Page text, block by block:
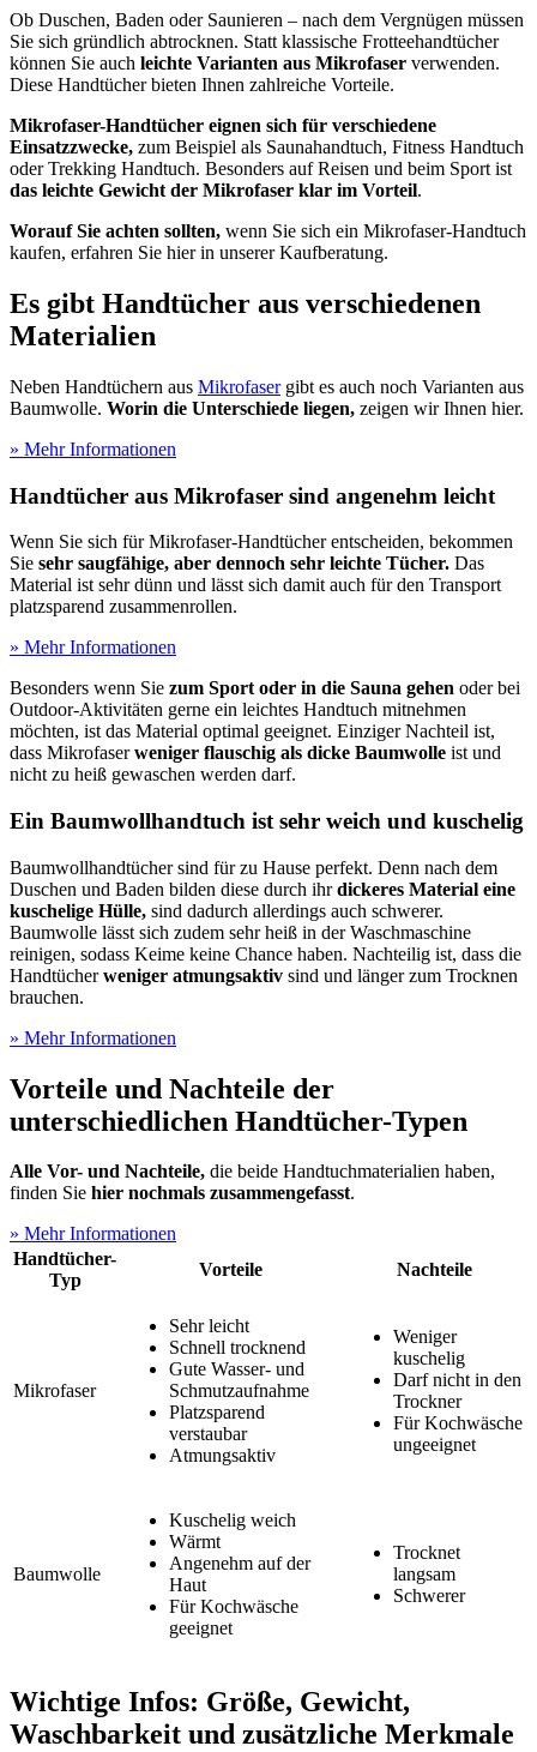
Ob Duschen, Baden oder Saunieren – nach dem Vergnügen müssen
Sie sich gründlich abtrocknen. Statt klassische Frotteehandtücher
können Sie auch leichte Varianten aus Mikrofaser verwenden.
Diese Handtücher bieten Ihnen zahlreiche Vorteile.
Mikrofaser-Handtücher eignen sich für verschiedene
Einsatzzwecke, zum Beispiel als Saunahandtuch, Fitness Handtuch
oder Trekking Handtuch. Besonders auf Reisen und beim Sport ist
das leichte Gewicht der Mikrofaser klar im Vorteil.
Worauf Sie achten sollten, wenn Sie sich ein Mikrofaser-Handtuch
kaufen, erfahren Sie hier in unserer Kaufberatung.
Es gibt Handtücher aus verschiedenen
Materialien
Neben Handtüchern aus Mikrofasergibt es auch noch Varianten aus
Baumwolle. Worin die Unterschiede liegen, zeigen wir Ihnen hier.
» Mehr Informationen
Handtücher aus Mikrofaser sind angenehm leicht
Wenn Sie sich für Mikrofaser-Handtücher entscheiden, bekommen
Sie sehr saugfähige, aber dennoch sehr leichte Tücher. Das
Material ist sehr dünn und lässt sich damit auch für den Transport
platzsparend zusammenrollen.
» Mehr Informationen
Besonders wenn Sie zum Sport oder in die Sauna gehen oder bei
Outdoor-Aktivitäten gerne ein leichtes Handtuch mitnehmen
möchten, ist das Material optimal geeignet. Einziger Nachteil ist,
dass Mikrofaserweniger flauschig als dicke Baumwolle ist und
nicht zu heiß gewaschen werden darf.
Ein Baumwollhandtuch ist sehr weich und kuschelig
Baumwollhandtücher sind für zu Hause perfekt. Denn nach dem
Duschen und Baden bilden diese durch ihrdickeres Material eine
kuschelige Hülle, sind dadurch allerdings auch schwerer.
Baumwolle lässt sich zudem sehr heiß in der Waschmaschine
reinigen, sodass Keime keine Chance haben. Nachteilig ist, dass die
Handtücherweniger atmungsaktiv sind und länger zum Trocknen
brauchen.
» Mehr Informationen
Vorteile und Nachteile der
unterschiedlichen Handtücher-Typen
Alle Vor- und Nachteile, die beide Handtuchmaterialien haben,
finden Sie hier nochmals zusammengefasst.
» Mehr Informationen
Handtücher-
Typ
Vorteile Nachteile
Mikrofaser
Sehr leicht
Schnell trocknend
Gute Wasser- und
Schmutzaufnahme
Platzsparend
verstaubar
Atmungsaktiv
Weniger
kuschelig
Darf nicht in den
Trockner
Für Kochwäsche
ungeeignet
Baumwolle
Kuschelig weich
Wärmt
Angenehm auf der
Haut
Für Kochwäsche
geeignet
Trocknet
langsam
Schwerer
Wichtige Infos: Größe, Gewicht,
Waschbarkeit und zusätzliche Merkmale